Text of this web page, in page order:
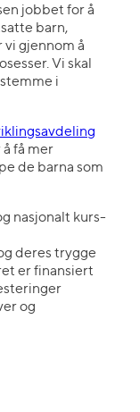
jobbet for å
barn,
gjennom å
Vi skal
i
få mer
de barna som
nasjonalt kurs-
deres trygge
er finansiert
og